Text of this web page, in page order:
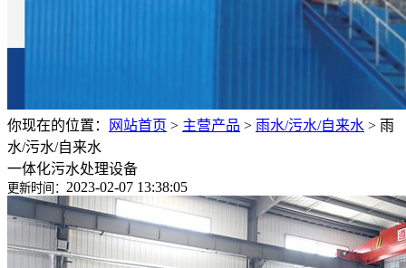
你现在的位置： 网站首页 > 主营产品 > 雨水/污水/自来水 > 雨
水/污水/自来水
一体化污水处理设备
更新时间： 2023-02-07 13:38:05